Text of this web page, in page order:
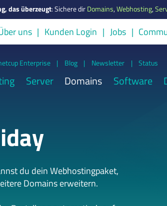
das überzeugt:Sichere dirDomains,Webhosting,
uns Kunden Login Jobs
Enterprise | Blog | Newsletter | Status
Server Domains Software
du dein Webhostingpaket,
Domains erweitern.